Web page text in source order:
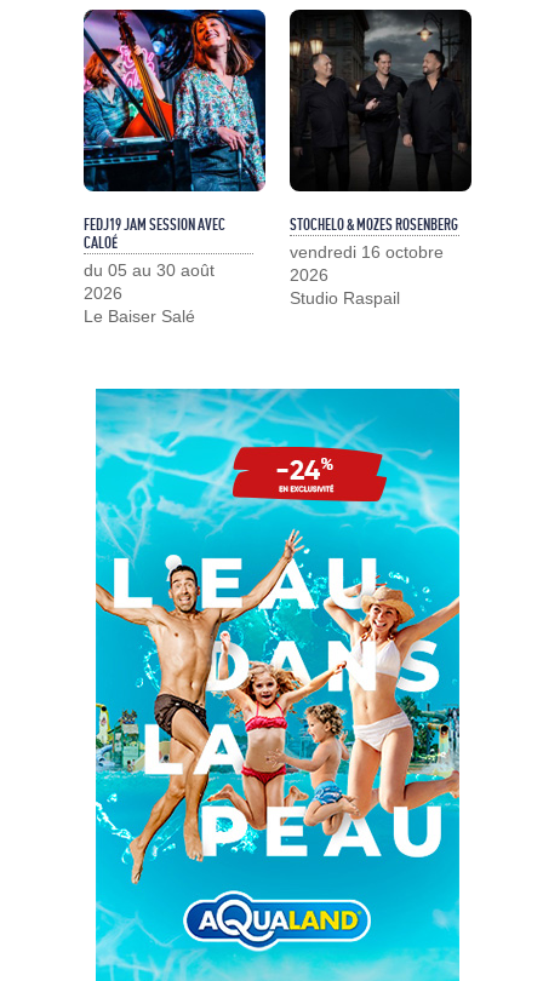
FEDJ19 JAM SESSION AVEC
CALOÉ
du 05 au 30 août
2026
Le Baiser Salé
STOCHELO & MOZES ROSENBERG
vendredi 16 octobre
2026
Studio Raspail